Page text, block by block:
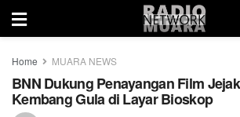
Home MUARA NEWS
BNN Dukung Penayangan Film
Kembang Gula di Layar Bioskop